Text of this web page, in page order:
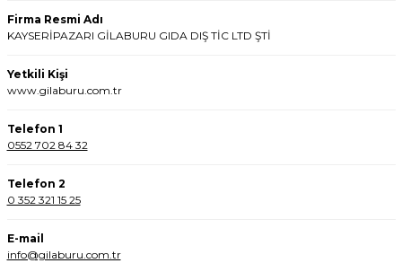
Firma Resmi Adı
KAYSERİPAZARI GİLABURU GIDA DIŞ TİC LTD ŞTİ
Yetkili Kişi
www.gilaburu.com.tr
Telefon 1
0552 702 84 32
Telefon 2
0 352 321 15 25
E-mail
info@gilaburu.com.tr